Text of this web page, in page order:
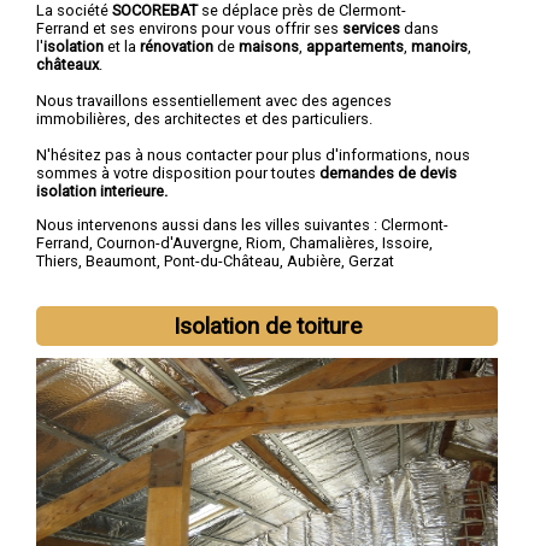
La société SOCOREBATse déplace près de Clermont-
Ferrand et ses environs pour vous offrir ses services dans
l'isolation et la rénovation de maisons, appartements, manoirs,
châteaux.
Nous travaillons essentiellement avec des agences
immobilières, des architectes et des particuliers.
N'hésitez pas à nous contacter pour plus d'informations, nous
sommes à votre disposition pour toutes demandes de devis
isolation interieure.
Nous intervenons aussi dans les villes suivantes : Clermont-
Ferrand, Cournon-d'Auvergne, Riom, Chamalières, Issoire,
Thiers, Beaumont, Pont-du-Château, Aubière, Gerzat
Isolation de toiture